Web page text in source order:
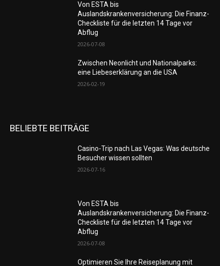
Von ESTA bis
Auslandskrankenversicherung: Die Finanz-
Checkliste für die letzten 14 Tage vor
Abflug
2026-07-08
Zwischen Neonlicht und Nationalparks:
eine Liebeserklärung an die USA
2026-02-19
BELIEBTE BEITRÄGE
Casino-Trip nach Las Vegas: Was deutsche
Besucher wissen sollten
2026-07-16
Von ESTA bis
Auslandskrankenversicherung: Die Finanz-
Checkliste für die letzten 14 Tage vor
Abflug
2026-07-08
Optimieren Sie Ihre Reiseplanung mit